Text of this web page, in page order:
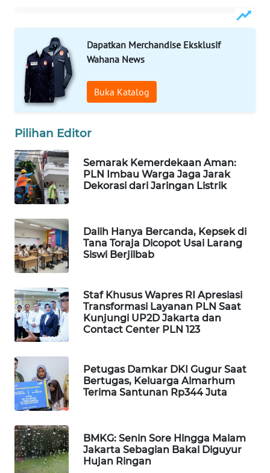
Dapatkan Merchandise Eksklusif
Wahana News
Buka Katalog
Pilihan Editor
Semarak Kemerdekaan Aman:
PLN Imbau Warga Jaga Jarak
Dekorasi dari Jaringan Listrik
Dalih Hanya Bercanda, Kepsek di
Tana Toraja Dicopot Usai Larang
Siswi Berjilbab
Staf Khusus Wapres RI Apresiasi
Transformasi Layanan PLN Saat
Kunjungi UP2D Jakarta dan
Contact Center PLN 123
Petugas Damkar DKI Gugur Saat
Bertugas, Keluarga Almarhum
Terima Santunan Rp344 Juta
BMKG: Senin Sore Hingga Malam
Jakarta Sebagian Bakal Diguyur
Hujan Ringan
WAHANA
TV
WAHANANEWS
ID
WAHANANEWS
CO ID
WAHANANEWS
NET
WAHANA
SPORT
WAHANA
UMKM
WAHANA
SELEB
PERSONA
WAHANA
OTOMOTIF
WAHANA
HEALTH